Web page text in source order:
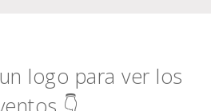
logo para ver los
👇